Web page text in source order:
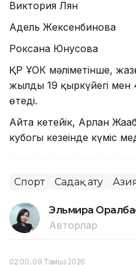
Виктория Лян
Адель Жексенбинова
Роксана Юнусова
ҚР ҰОК мәліметінше,
жылдың 19 қыркүйегі
өтеді.
Айта кетейік, Арлан
кубогы кезеңінде күміс
Спорт Садақ ату
Эльмира
Авторлар
02:00, 09 Тамыз 2026